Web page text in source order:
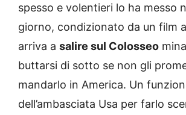
spesso e volentieri lo ha messo
giorno, condizionato da un film
arriva a salire sul Colosseo
buttarsi di sotto se non gli
mandarlo in America. Un
dell’ambasciata Usa per farlo